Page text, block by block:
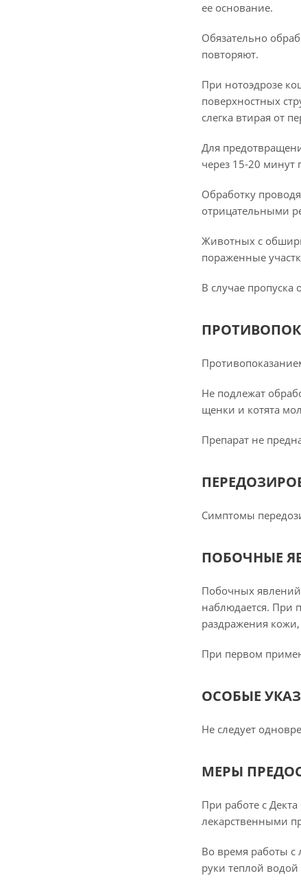
ее основание.
Обязательно
повторяют.
При нотоэдрозе
поверхностных
слегка втирая от
Для
через 15-20 минут
Обработку
отрицательными
Животных с
пораженные
В случае
Не подлежат
щенки и котята
Препарат не
Симптомы
ПОБОЧНЫЕ
Побочных явлений
наблюдается. При
раздражения
При первом
ОСОБЫЕ
Не следует
МЕРЫ
При работе с
лекарственными
Во время работы с
руки теплой